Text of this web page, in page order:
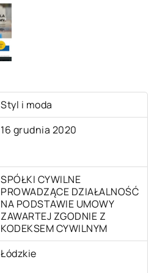
Styl i moda
16 grudnia 2020
SPÓŁKI CYWILNE
PROWADZĄCE DZIAŁALNOŚĆ
NA PODSTAWIE UMOWY
ZAWARTEJ ZGODNIE Z
KODEKSEM CYWILNYM
Łódzkie